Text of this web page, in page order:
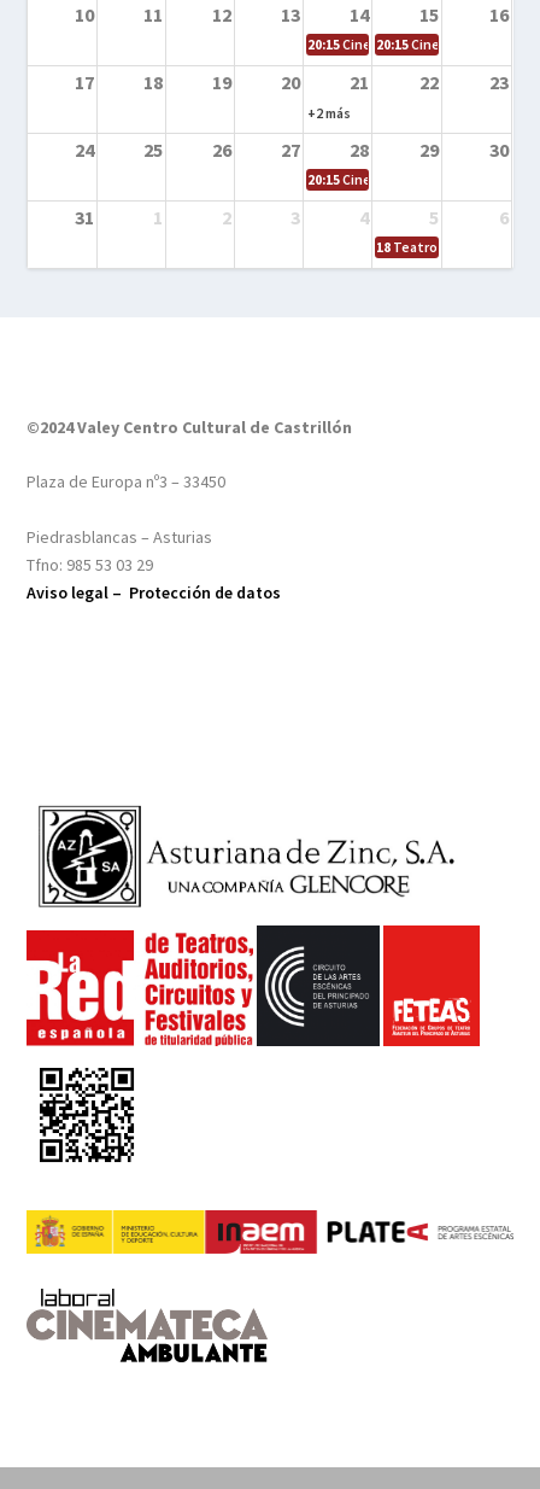
10 11 12 13 14 15 16
20:15Cine en la calle – Tortugas
20:15Cine en la calle –
17 18 19 20 21 22 23
+2 más
24 25 26 27 28 29 30
20:15Cine en el calle – Tintín y el
31 1 2 3 4 5 6
18 Teatro – Tres
©2024 Valey Centro Cultural de Castrillón
Plaza de Europa nº3 – 33450
Piedrasblancas – Asturias
Tfno: 985 53 03 29
Aviso legal – Protección de datos